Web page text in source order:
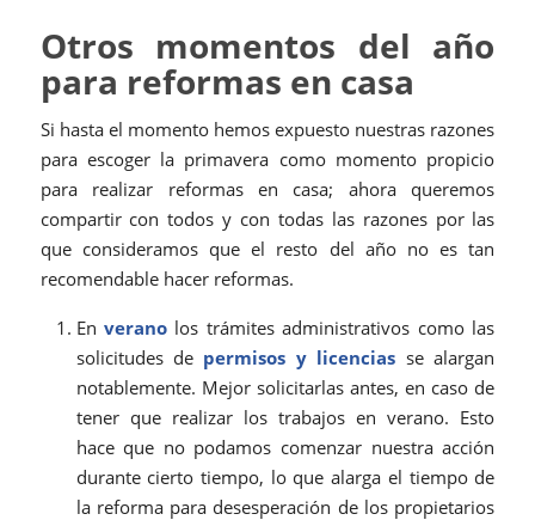
Otros momentos del año
para reformas en casa
Si hasta el momento hemos expuesto nuestras razones
para escoger la primavera como momento propicio
para realizar reformas en casa; ahora queremos
compartir con todos y con todas las razones por las
que consideramos que el resto del año no es tan
recomendable hacer reformas.
Enverano los trámites administrativos como las
solicitudes de permisos y licencias se alargan
notablemente. Mejor solicitarlas antes, en caso de
tener que realizar los trabajos en verano. Esto
hace que no podamos comenzar nuestra acción
durante cierto tiempo, lo que alarga el tiempo de
la reforma para desesperación de los propietarios